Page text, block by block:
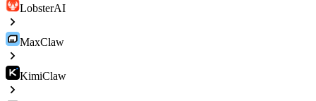
LobsterAI
MaxClaw
KimiClaw